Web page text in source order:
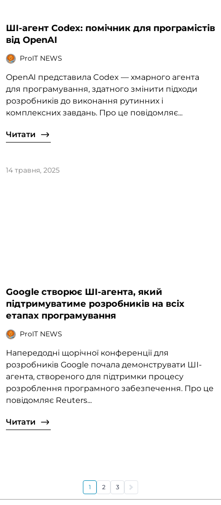
ШІ-агент Codex: помічник для програмістів
від OpenAI
ProIT NEWS
OpenAI представила Codex — хмарного агента
для програмування, здатного змінити підходи
розробників до виконання рутинних і
комплексних завдань. Про це повідомляє...
Читати
14 травня, 2025
Google створює ШІ-агента, який
підтримуватиме розробників на всіх
етапах програмування
ProIT NEWS
Напередодні щорічної конференції для
розробників Google почала демонструвати ШІ-
агента, створеного для підтримки процесу
розроблення програмного забезпечення. Про це
повідомляє Reuters...
Читати
1 2 3